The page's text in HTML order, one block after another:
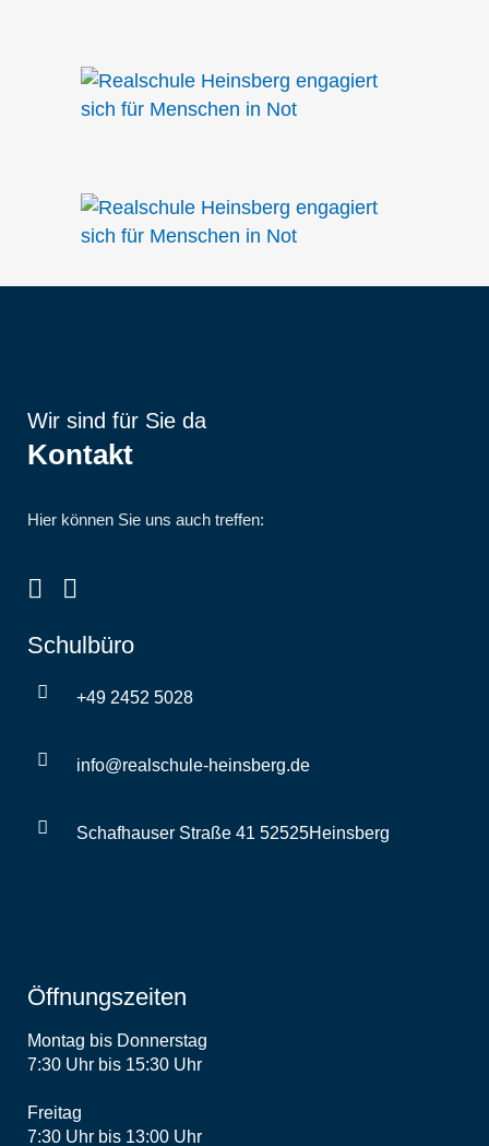
Wir sind für Sie da
Kontakt
Hier können Sie uns auch treffen:
Schulbüro
+49 2452 5028
info@realschule-heinsberg.de
Schafhauser Straße 41 52525Heinsberg
Öffnungszeiten
Montag bis Donnerstag
7:30 Uhr bis 15:30 Uhr
Freitag
7:30 Uhr bis 13:00 Uhr